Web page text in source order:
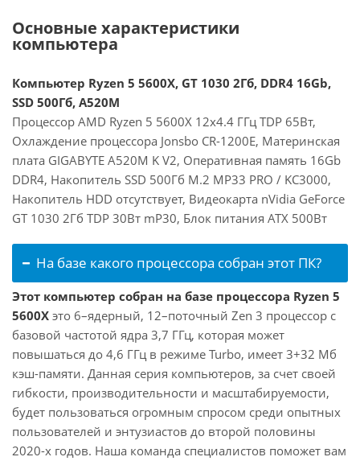
Основные характеристики
компьютера
Компьютер Ryzen 5 5600X, GT 1030 2Гб, DDR4 16Gb,
SSD 500Гб, A520M
Процессор AMD Ryzen 5 5600X 12x4.4 ГГц TDP 65Вт,
Охлаждение процессора Jonsbo CR-1200E, Материнская
плата GIGABYTE A520M K V2, Оперативная память 16Gb
DDR4, Накопитель SSD 500Гб M.2 MP33 PRO / KC3000,
Накопитель HDD отсутствует, Видеокарта nVidia GeForce
GT 1030 2Гб TDP 30Вт mP30, Блок питания ATX 500Вт
На базе какого процессора собран этот ПК?
Этот компьютер собран на базе процессора Ryzen 5
5600X это 6–ядерный, 12–поточный Zen 3 процессор с
базовой частотой ядра 3,7 ГГц, которая может
повышаться до 4,6 ГГц в режиме Turbo, имеет 3+32 Мб
кэш-памяти. Данная серия компьютеров, за счет своей
гибкости, производительности и масштабируемости,
будет пользоваться огромным спросом среди опытных
пользователей и энтузиастов до второй половины
2020-х годов. Наша команда специалистов поможет вам